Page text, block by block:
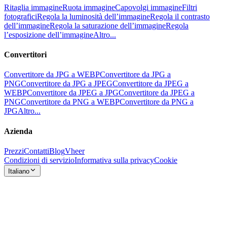
Ritaglia immagineRuota immagineCapovolgi immagineFiltri
fotograficiRegola la luminosità dell’immagineRegola il contrasto
dell’immagineRegola la saturazione dell’immagineRegola
l’esposizione dell’immagineAltro...
Convertitori
Convertitore da JPG a WEBPConvertitore da JPG a
PNGConvertitore da JPG a JPEGConvertitore da JPEG a
WEBPConvertitore da JPEG a JPGConvertitore da JPEG a
PNGConvertitore da PNG a WEBPConvertitore da PNG a
JPGAltro...
Azienda
PrezziContattiBlogVheer
Condizioni di servizioInformativa sulla privacyCookie
Italiano